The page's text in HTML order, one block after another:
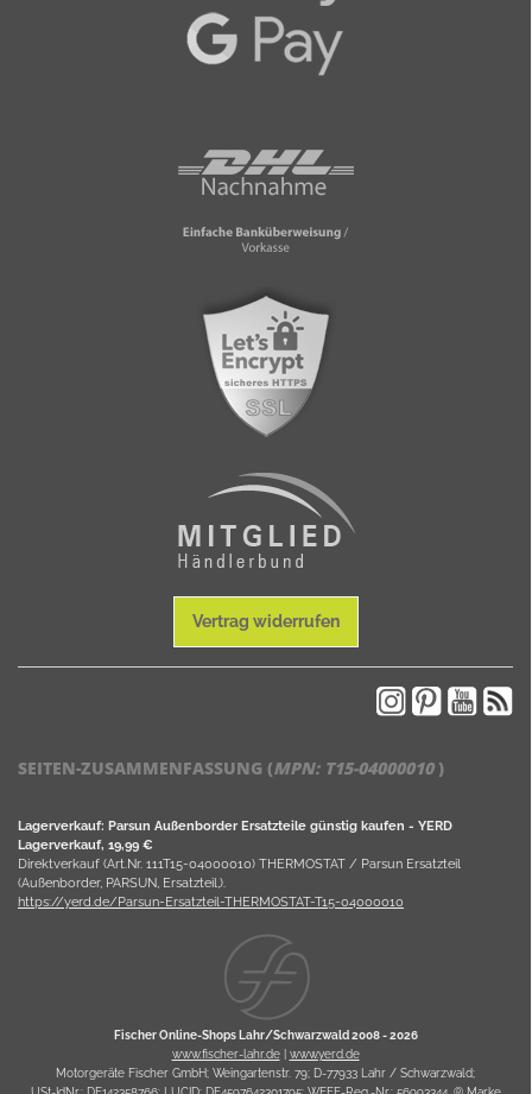
Vertrag widerrufen
SEITEN-ZUSAMMENFASSUNG (MPN: T15-04000010)
Lagerverkauf: Parsun Außenborder Ersatzteile günstig kaufen - YERD
Lagerverkauf, 19,99 €
Direktverkauf (Art.Nr. 111T15-04000010) THERMOSTAT / Parsun Ersatzteil
(Außenborder, PARSUN, Ersatzteil,).
https://yerd.de/Parsun-Ersatzteil-THERMOSTAT-T15-04000010
Fischer Online-Shops Lahr/Schwarzwald 2008 -2026
www.fischer-lahr.de| www.yerd.de
Motorgeräte Fischer GmbH; Weingartenstr. 79; D-77933 Lahr / Schwarzwald;